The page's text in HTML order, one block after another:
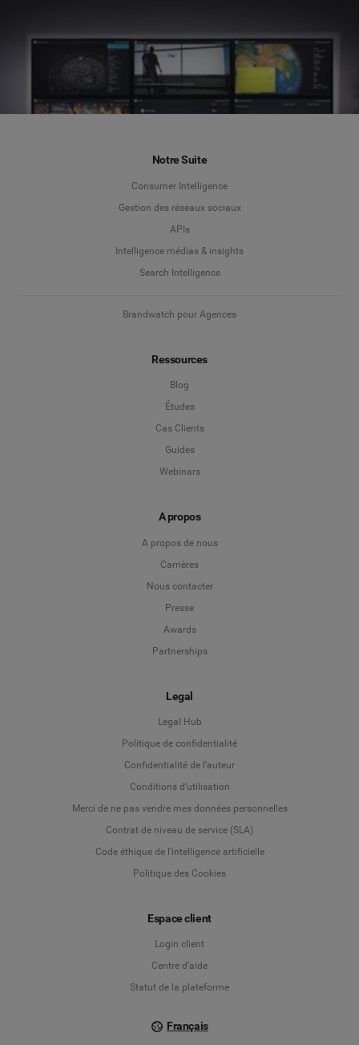
Notre Suite
Consumer Intelligence
Gestion des réseaux sociaux
APIs
Intelligence médias & insights
Search Intelligence
Brandwatch pour Agences
Ressources
Blog
Études
Cas Clients
Guides
Webinars
A propos
A propos de nous
Carrières
Nous contacter
Presse
Awards
Partnerships
Legal
Legal Hub
Politique de confidentialité
Confidentialité de l’auteur
Conditions d’utilisation
Merci de ne pas vendre mes données personnelles
Contrat de niveau de service (SLA)
Code éthique de l'intelligence artificielle
Politique des Cookies
Espace client
Login client
Centre d’aide
Statut de la plateforme
Français
English
Español